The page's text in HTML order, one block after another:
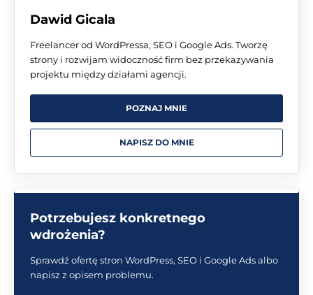
Dawid Gicala
Freelancer od WordPressa, SEO i Google Ads. Tworzę
strony i rozwijam widoczność firm bez przekazywania
projektu między działami agencji.
POZNAJ MNIE
NAPISZ DO MNIE
Potrzebujesz konkretnego
wdrożenia?
Sprawdź ofertę stron WordPress, SEO i Google Ads albo
napisz z opisem problemu.